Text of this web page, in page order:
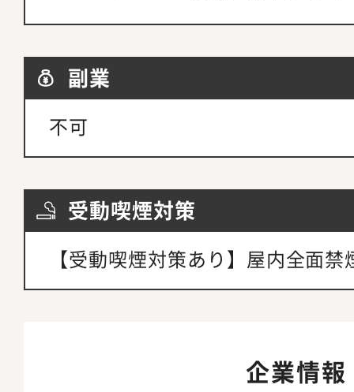
副業
不可
受動喫煙対策
【受動喫煙対策あり】屋内全面禁
企業情報